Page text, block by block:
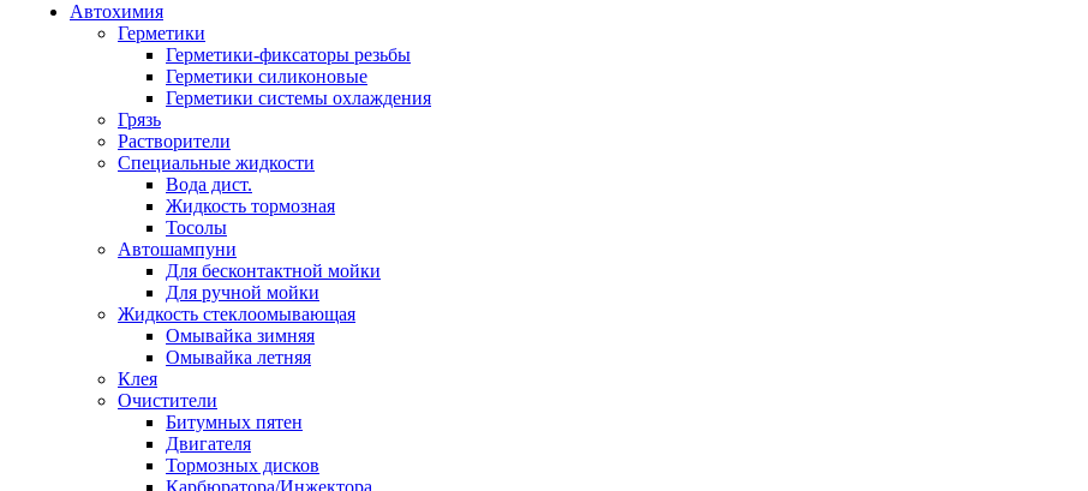
Автохимия
Герметики
Герметики-фиксаторы резьбы
Герметики силиконовые
Герметики системы охлаждения
Грязь
Растворители
Специальные жидкости
Вода дист.
Жидкость тормозная
Тосолы
Автошампуни
Для бесконтактной мойки
Для ручной мойки
Жидкость стеклоомывающая
Омывайка зимняя
Омывайка летняя
Клея
Очистители
Битумных пятен
Двигателя
Тормозных дисков
Карбюратора/Инжектора